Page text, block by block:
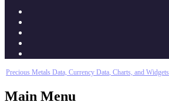
Precious Metals Data, Currency Data, Charts, and Widgets
Main Menu